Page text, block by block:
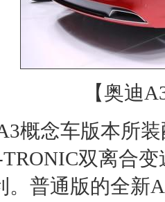
【奥迪
概念车版本所
双离合
。普通版的全新